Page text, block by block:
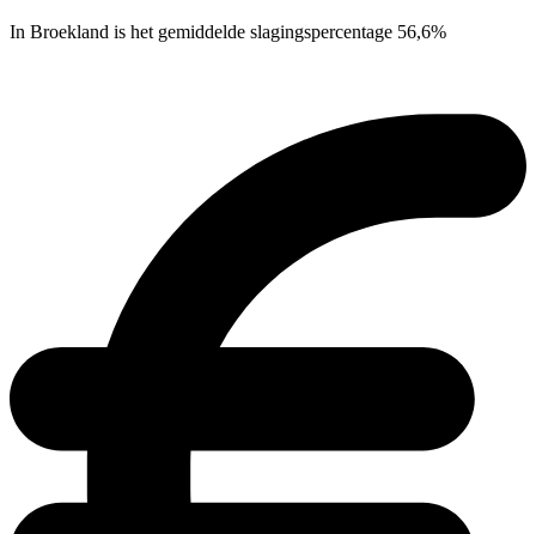
In Broekland is het gemiddelde slagingspercentage 56,6%